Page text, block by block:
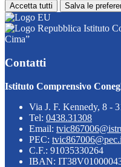
Accetta tutti Salva le
Istituto
Cima”
Contatti
Istituto Comprensivo
Via J. F. Kennedy, 8 -
Tel: 0438.31308
Email:
PEC:
C.F.: 91035330264
IBAN: